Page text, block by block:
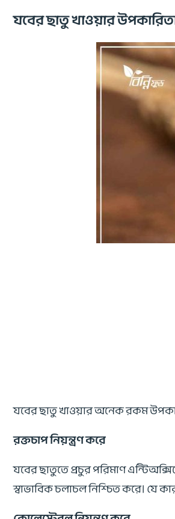
যবের ছাতু খাওয়ার
যবের ছাতু খাওয়ার অনেক রকম
রক্তচাপ নিয়ন্ত্রণ করে
যবের ছাতুতে প্রচুর পরিমাণ
স্বাভাবিক চলাচল নিশ্চিত করে। যে